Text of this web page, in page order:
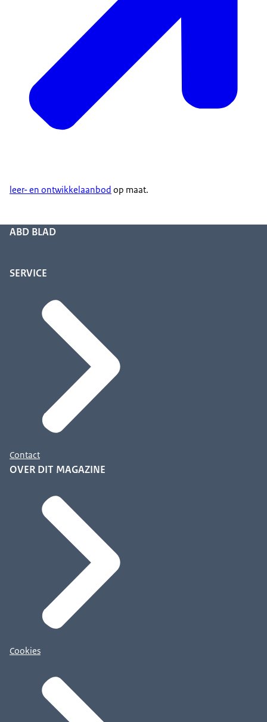
leer- en ontwikkel­aanbod op maat.
ABD BLAD
SERVICE
Contact
OVER DIT MAGAZINE
Cookies